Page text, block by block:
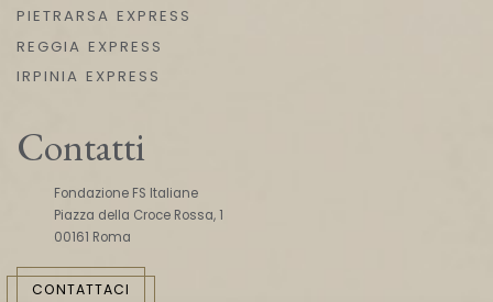
PIETRARSA EXPRESS
REGGIA EXPRESS
IRPINIA EXPRESS
Contatti
Fondazione FS Italiane
Piazza della Croce Rossa, 1
00161 Roma
CONTATTACI